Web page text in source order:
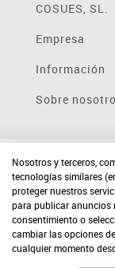
COSUES, SL.
Empresa
Información
Sobre
Nosotros y terceros,
tecnologías similares
proteger nuestros
para publicar anuncios
consentimiento o
cambiar las opciones
cualquier momento